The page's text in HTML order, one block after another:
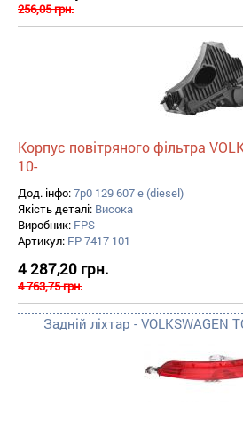
256,05 грн.
Корпус повітряного фільтра
10-
Дод. інфо:7p0 129 607 e (diesel)
Якість деталі: Висока
Виробник: FPS
Артикул: FP 7417 101
4 287,20 грн.
4 763,75 грн.
Задній ліхтар - VOLKSWAGEN